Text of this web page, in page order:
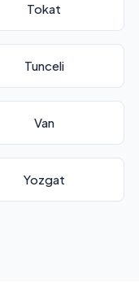
Tokat
Tunceli
Van
Yozgat